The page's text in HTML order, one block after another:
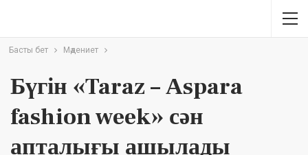
Басты бет Мәдениет
Бүгін «Taraz – Аspara
fashion week» сән
апталығы ашылады